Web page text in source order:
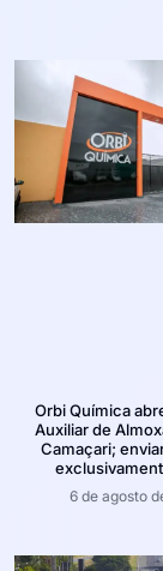
Orbi Química
Auxiliar de
Camaçari;
6 de agosto